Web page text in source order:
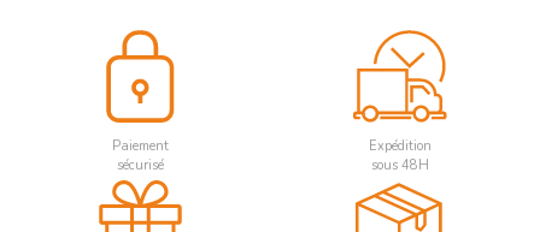
Paiement
sécurisé
Expédition
sous 48H